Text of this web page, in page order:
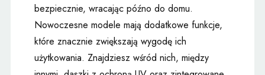
bezpiecznie, wracając późno do domu.
Nowoczesne modele mają dodatkowe funkcje,
które znacznie zwiększają wygodę ich
użytkowania. Znajdziesz wśród nich, między